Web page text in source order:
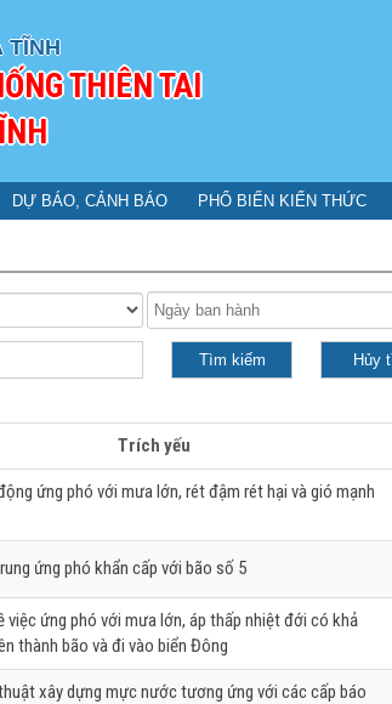
TĨNH
THIÊN TAI
DỰ BÁO, CẢNH BÁO PHỔ BIẾN KIẾN THỨC
Trích yếu
ứng phó với mưa lớn, rét đậm rét hại và gió mạnh
ứng phó khẩn cấp với bão số 5
việc ứng phó với mưa lớn, áp thấp nhiệt đới có khả
thành bão và đi vào biển Đông
xây dựng mực nước tương ứng với các cấp báo